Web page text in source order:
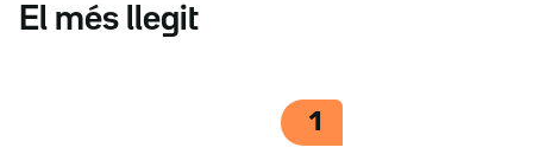
El més llegit
1